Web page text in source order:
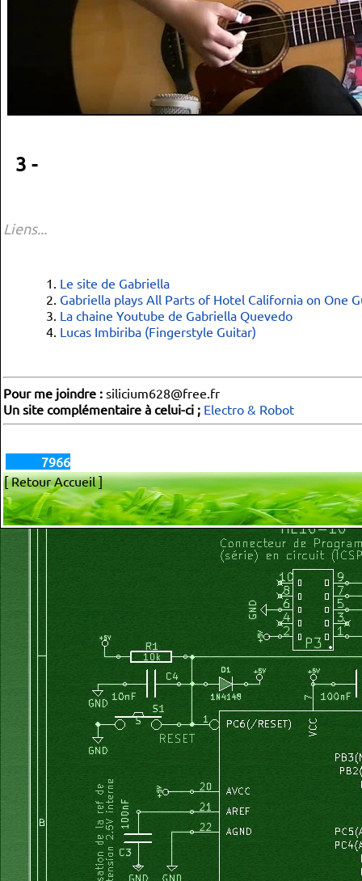
3 -
Liens...
Le site de Gabriella
Gabriella plays All Parts of Hotel California on One
La chaine Youtube de Gabriella Quevedo
Lucas Imbiriba (Fingerstyle Guitar)
Pour me joindre : silicium628@free.fr
Un site complémentaire à celui-ci ; Electro & Robot
7966
[ Retour Accueil ]